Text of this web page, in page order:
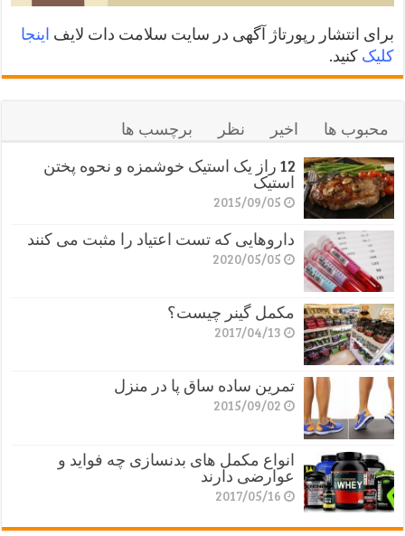
برای انتشار رپورتاژ آگهی در سایت سلامت دات لایف اینجا
کلیک کنید.
محبوب ها اخیر نظر
برچسب ها
12 راز یک استیک خوشمزه و نحوه پختن
استیک
2015/09/05
داروهایی که تست اعتیاد را مثبت می کنند
2020/05/05
مکمل گینر چیست؟
2017/04/13
تمرین ساده ساق پا در منزل
2015/09/02
انواع مکمل های بدنسازی چه فواید و
عوارضی دارند
2017/05/16